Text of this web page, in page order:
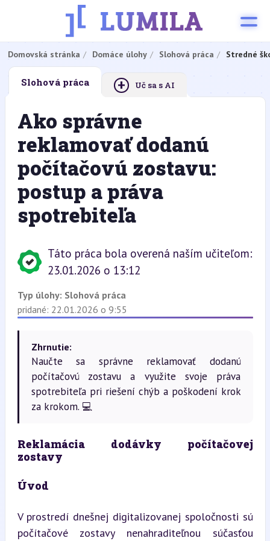
Domovská stránka Domáce úlohy Slohová práca Stredné
Slohová práca + Uč sa s AI
Ako správne
reklamovať dodanú
počítačovú zostavu:
postup a práva
spotrebiteľa
Táto práca bola overená naším učiteľom:
23.01.2026 o 13:12
Typ úlohy: Slohová práca
pridané: 22.01.2026 o 9:55
Zhrnutie:
Naučte sa správne reklamovať dodanú
počítačovú zostavu a využite svoje práva
spotrebiteľa pri riešení chýb a poškodení krok
za krokom. 💻
Reklamácia dodávky počítačovej
zostavy
Úvod
V prostredí dnešnej digitalizovanej spoločnosti sú
počítačové zostavy nenahraditeľnou súčasťou